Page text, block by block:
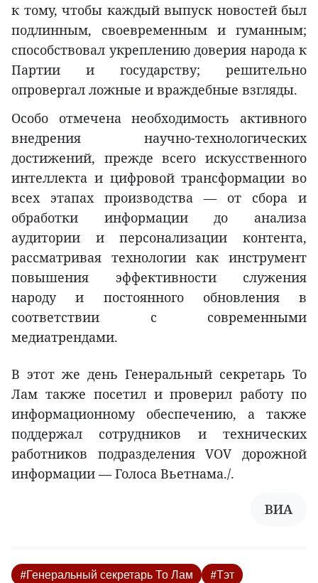
к тому, чтобы каждый выпуск новостей был
подлинным, своевременным и гуманным;
способствовал укреплению доверия народа к
Партии и государству; решительно
опровергал ложные и враждебные взгляды.
Особо отмечена необходимость активного
внедрения научно-технологических
достижений, прежде всего искусственного
интеллекта и цифровой трансформации во
всех этапах производства — от сбора и
обработки информации до анализа
аудитории и персонализации контента,
рассматривая технологии как инструмент
повышения эффективности служения
народу и постоянного обновления в
соответствии с современными
медиатрендами.
В этот же день Генеральный секретарь То
Лам также посетил и проверил работу по
информационному обеспечению, а также
поддержал сотрудников и технических
работников подразделения VOV дорожной
информации — Голоса Вьетнама./.
ВИА
#Генеральный секретарь То Лам
#Тэт